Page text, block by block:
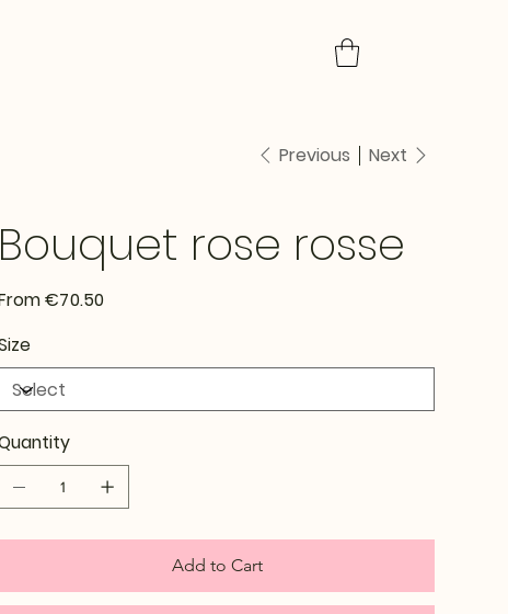
Previous Next
Bouquet rose rosse
Price
€70.50
Add to Cart